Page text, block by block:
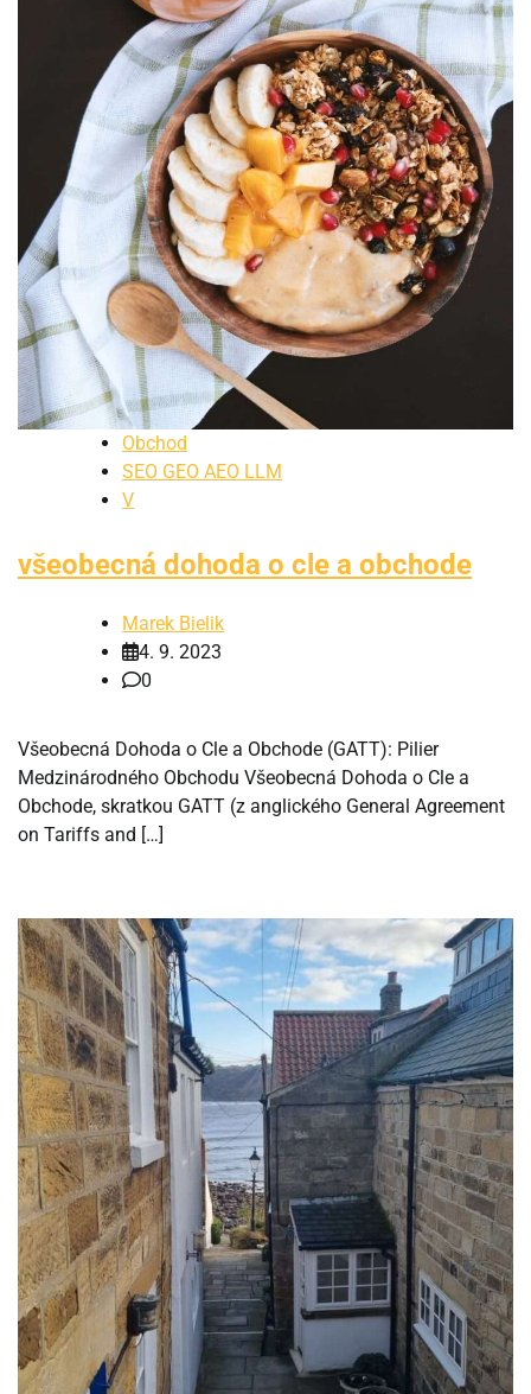
Obchod
SEO GEO AEO LLM
V
všeobecná dohoda o cle a obchode
Marek Bielik
4. 9. 2023
0
Všeobecná Dohoda o Cle a Obchode (GATT): Pilier
Medzinárodného Obchodu Všeobecná Dohoda o Cle a
Obchode, skratkou GATT (z anglického General Agreement
on Tariffs and […]